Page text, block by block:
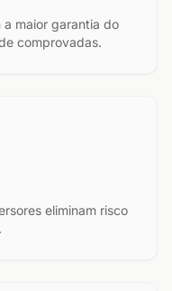
a maior garantia do
comprovadas.
eliminam risco